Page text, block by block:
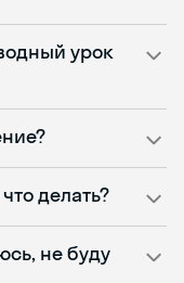
урок
делать?
не буду